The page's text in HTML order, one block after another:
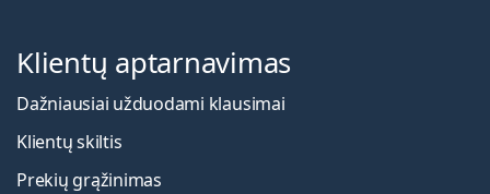
Klientų aptarnavimas
Dažniausiai užduodami klausimai
Klientų skiltis
Prekių grąžinimas